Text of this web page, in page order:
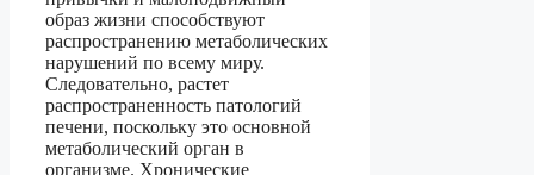
образ жизни способствуют
распространению метаболических
нарушений по всему миру.
Следовательно, растет
распространенность патологий
печени, поскольку это основной
метаболический орган в
организме. Хронические